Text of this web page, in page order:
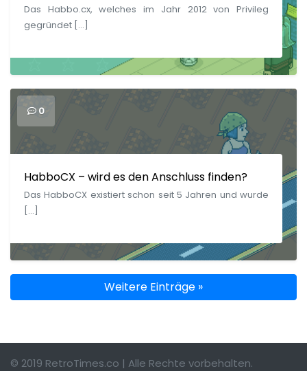
Das Habbo.cx, welches im Jahr 2012 von Privileg
gegründet […]
0
HabboCX – wird es den Anschluss finden?
Das HabboCX existiert schon seit 5 Jahren und wurde
[…]
Weitere Einträge »
© 2019 RetroTimes.co | Alle Rechte vorbehalten.